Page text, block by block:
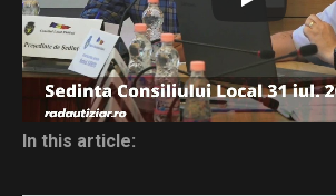
In this article: